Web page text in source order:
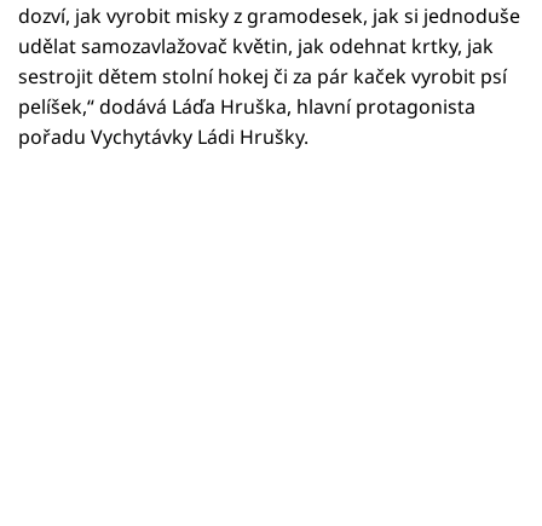
dozví, jak vyrobit misky z gramodesek, jak si jednoduše
udělat samozavlažovač květin, jak odehnat krtky, jak
sestrojit dětem stolní hokej či za pár kaček vyrobit psí
pelíšek,“ dodává Láďa Hruška, hlavní protagonista
pořadu Vychytávky Ládi Hrušky.